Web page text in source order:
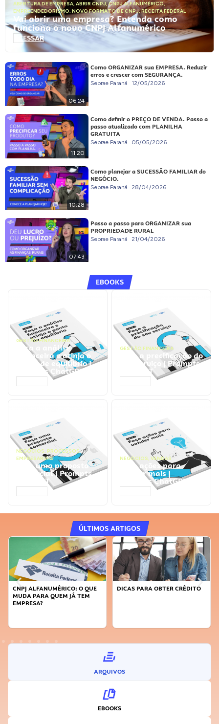
ABERTURA DE EMPRESA, ABRIR CNPJ,CNPJ ALFANUMÉRICO,
EMPREENDEDORISMO, NOVO FORMATO DE CNPJ,RECEITA FEDERAL
Vai abrir uma empresa? Entenda como
funciona o novo CNPJ Alfanumérico
ACESSAR
06:24
Como ORGANIZAR sua EMPRESA. Reduzir
erros e crescer com SEGURANÇA.
Sebrae Paraná 12/05/2026
11:20
Como definir o PREÇO DE VENDA. Passo a
passo atualizado com PLANILHA
GRATUITA
Sebrae Paraná 05/05/2026
10:28
Como planejar a SUCESSÃO FAMILIAR do
NEGÓCIO.
Sebrae Paraná 28/04/2026
07:43
Passo a passo para ORGANIZAR sua
PROPRIEDADE RURAL
Sebrae Paraná 21/04/2026
EBOOKS
GESTÃO FINANCEIRA
Faça a análise
financeira e atinja o
ponto de equilíbrio |
Prompts ChatGPT
GESTÃO FINANCEIRA
Faça a precificação do
seu serviço | Prompts
ChatGPT
NEGÓCIOS, PROCESSOS
EMPRESARIAIS
Faça uma proposta
comercial | Prompts
ChatGPT
NEGÓCIOS, VENDAS
Faça ações para
vender mais |
Prompts ChatGPT
ÚLTIMOS ARTIGOS
CNPJ ALFANUMÉRICO: O QUE
MUDA PARA QUEM JÁ TEM
EMPRESA?
DICAS PARA OBTER CRÉDITO
ARQUIVOS
EBOOKS